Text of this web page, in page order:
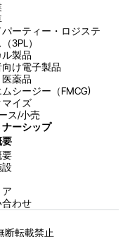
ーティー・ロジステ
3PL）
製品
け電子製品
薬品
シージー（FMCG)
マイズ
ス/小売
ーシップ
要
要
合わせ
断転載禁止